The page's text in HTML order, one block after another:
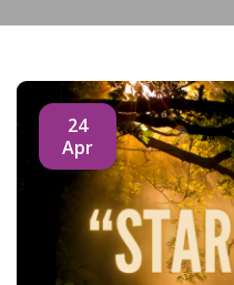
24
Apr